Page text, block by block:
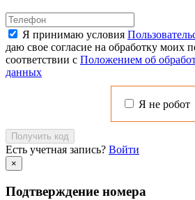
Я принимаю условия
даю свое согласие на обработку моих
соответствии с Положением об
данных
Я не робот
Получить код
Есть учетная запись? Войти
×
Подтверждение номера